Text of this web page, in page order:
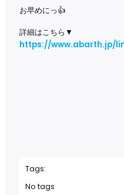
お早めにっ👍
詳細はこちら▼
https://www.abarth.jp/
Tags:
No tags